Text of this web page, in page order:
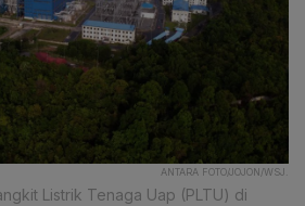
ANTARA FOTO/JOJON/WSJ.
Listrik Tenaga Uap (PLTU) di